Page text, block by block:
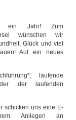
ein Jahr! Zum
wünschen wir
Glück und viel
Auf ein neues
laufende
der laufenden
schicken uns eine E-
Anliegen an